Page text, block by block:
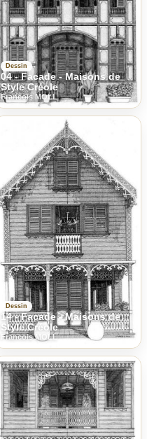
Dessin
04 - Facade - Maisons de
Style Créole
Francois MOLL
Dessin
14 - Facade - Maisons de
Style Créole
Francois MOLL